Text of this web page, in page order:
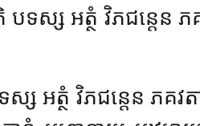
ស្ស អត្ថំ វិភជន្តេន ភ
អត្ថំ វិភជន្តេន ភគវតា